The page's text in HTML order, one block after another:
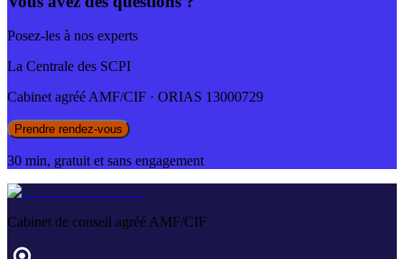
Posez-les à nos experts
La Centrale des SCPI
Cabinet agréé AMF/CIF · ORIAS 13000729
Prendre rendez-vous
30 min, gratuit et sans engagement
Cabinet de conseil agréé AMF/CIF